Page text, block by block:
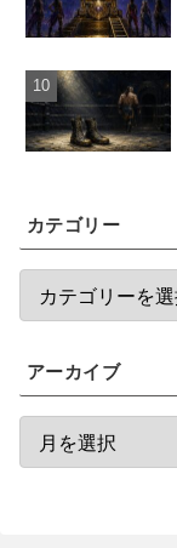
カテゴリー
アーカイブ